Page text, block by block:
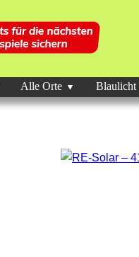
Alle Orte Blaulicht